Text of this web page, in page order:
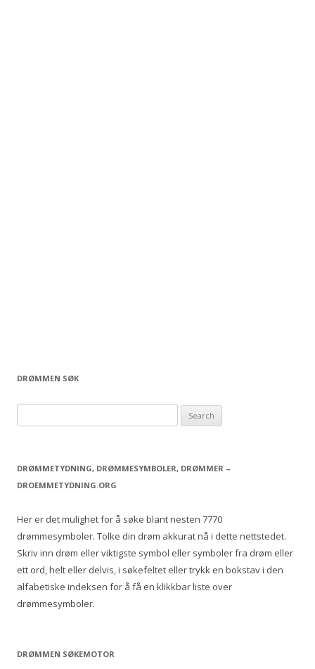
DRØMMEN SØK
e
r
c
f
o
r
DRØMMETYDNING, DRØMMESYMBOLER, DRØMMER –
DROEMMETYDNING.ORG
Her er det mulighet for å søke blant nesten 7770
drømmesymboler. Tolke din drøm akkurat nå i dette nettstedet.
Skriv inn drøm eller viktigste symbol eller symboler fra drøm eller
ett ord, helt eller delvis, i søkefeltet eller trykk en bokstav i den
alfabetiske indeksen for å få en klikkbar liste over
drømmesymboler.
DRØMMEN SØKEMOTOR